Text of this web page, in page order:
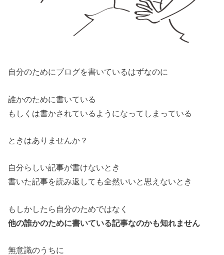
自分のためにブログを書いているはずなのに
誰かのために書いている
もしくは書かされているようになってしまっている
ときはありませんか？
自分らしい記事が書けないとき
書いた記事を読み返しても全然いいと思えないとき
もしかしたら自分のためではなく
他の誰かのために書いている記事なのかも知れません
無意識のうちに